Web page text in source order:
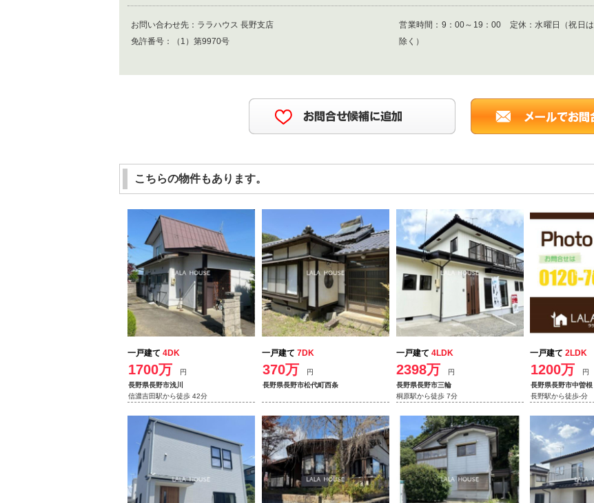
お問い合わせ先： ララハウス 長野支店
免許番号：
（1）第9970号
営業時間： 9：00～19：00 定休：水曜日（祝日は
除く）
こちらの物件もあります。
一戸建て 4DK
1700万
円
長野県長野市浅川
信濃吉田駅から徒歩 42分
一戸建て 7DK
370万
円
長野県長野市松代町西条
一戸建て 4LDK
2398万
円
長野県長野市三輪
桐原駅から徒歩 7分
一戸建て 2LDK
1200万
円
長野県長野市中曽根
長野駅から徒歩-分